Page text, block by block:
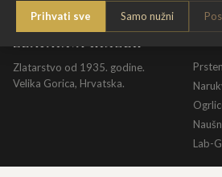
Prihvati sve
Samo nužni
Zlatarstvo od 1935. godine.
Velika Gorica, Hrvatska.
Lab-